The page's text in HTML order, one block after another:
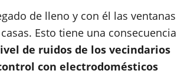
de lleno y con él las ventanas
Esto tiene una consecuencia
de ruidos de los vecindarios
con electrodomésticos